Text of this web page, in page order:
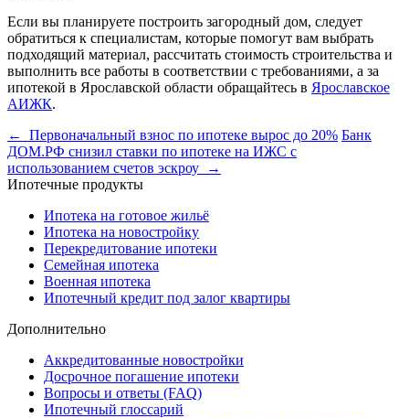
Если вы планируете построить загородный дом, следует
обратиться к специалистам, которые помогут вам выбрать
подходящий материал, рассчитать стоимость строительства и
выполнить все работы в соответствии с требованиями, а за
ипотекой в Ярославской области обращайтесь в Ярославское
АИЖК.
← Первоначальный взнос по ипотеке вырос до 20% Банк
ДОМ.РФ снизил ставки по ипотеке на ИЖС с
использованием счетов эскроу →
Ипотечные продукты
Ипотека на готовое жильё
Ипотека на новостройку
Перекредитование ипотеки
Семейная ипотека
Военная ипотека
Ипотечный кредит под залог квартиры
Дополнительно
Аккредитованные новостройки
Досрочное погашение ипотеки
Вопросы и ответы (FAQ)
Ипотечный глоссарий